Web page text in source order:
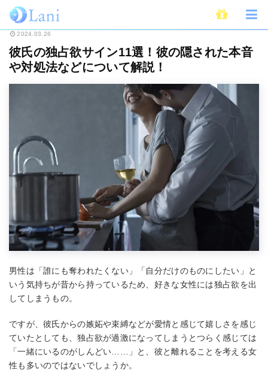
ホーム 恋愛 彼氏の独占欲サイン11選！彼の隠された本音や対処法などに
2024.03.26
彼氏の独占欲サイン11選！彼の隠された本音
や対処法などについて解説！
男性は「誰にも奪われたくない」「自分だけのものにしたい」と
いう気持ちが昔から持っているため、好きな女性には独占欲を出
してしまうもの。
ですが、彼氏からの嫉妬や束縛などが愛情と感じて嬉しさを感じ
ていたとしても、独占欲が過激になってしまうとつらく感じては
「一緒にいるのがしんどい……」と、彼と離れることを考える女
性も多いのではないでしょうか。